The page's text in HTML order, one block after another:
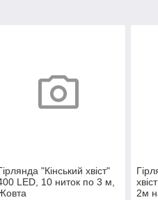
"Кінський хвіст"
LED, 10 ниток по 3 м,
2м